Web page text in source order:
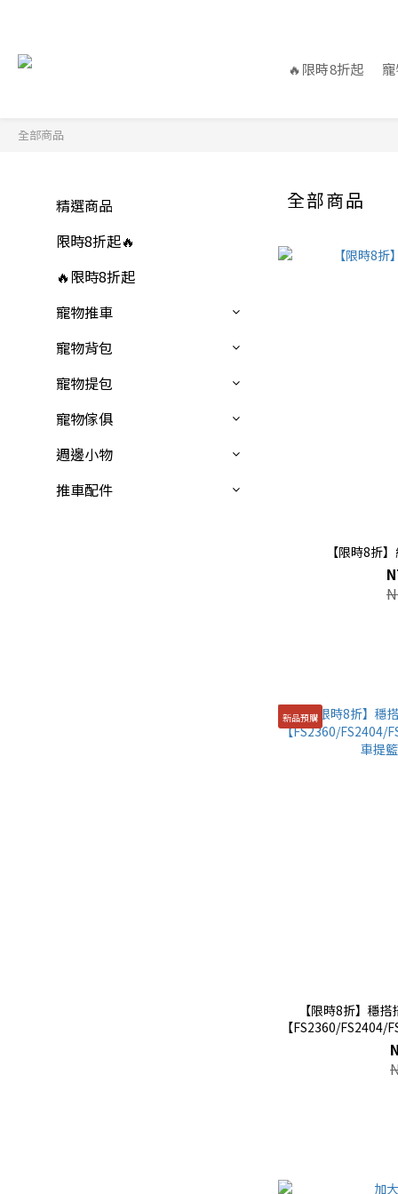
🔥限時8折起
全部商品
精選商品
限時8折起🔥
🔥限時8折起
寵物推車
寵物背包
寵物提包
寵物傢俱
週邊小物
推車配件
全部商品
【限時8折
新品預購
【限時8折】穩
【FS2360/FS2404/
車提